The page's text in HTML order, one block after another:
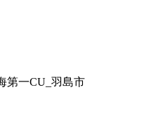
第一CU_羽島市